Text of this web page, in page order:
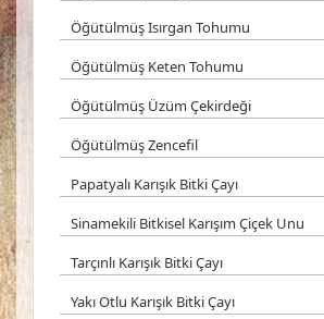
Öğütülmüş Isırgan Tohumu
Öğütülmüş Keten Tohumu
Öğütülmüş Üzüm Çekirdeği
Öğütülmüş Zencefil
Papatyalı Karışık Bitki Çayı
Sinamekili Bitkisel Karışım Çiçek Unu
Tarçınlı Karışık Bitki Çayı
Yakı Otlu Karışık Bitki Çayı